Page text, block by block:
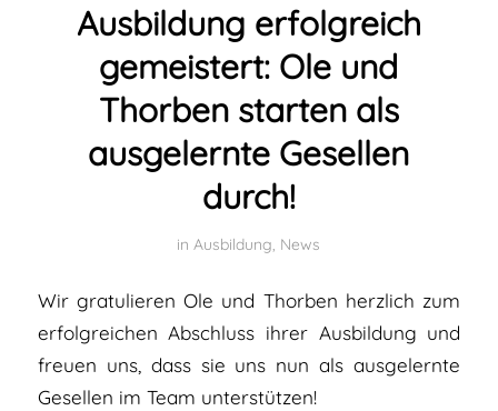
Ausbildung erfolgreich
gemeistert: Ole und
Thorben starten als
ausgelernte Gesellen
durch!
in Ausbildung News
Wir gratulieren Ole und Thorben herzlich zum
erfolgreichen Abschluss ihrer Ausbildung und
freuen uns, dass sie uns nun als ausgelernte
Gesellen im Team unterstützen!